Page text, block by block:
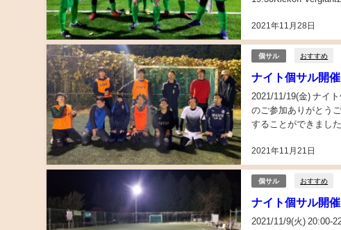
2021年11月28日
個サル おすすめ
ナイト個サル開
2021年11月21日
2021/11/19(金) ナイ
のご参加ありがとう
することができまし
個サル おすすめ
ナイト個サル開
2021/11/9(火) 20:00-